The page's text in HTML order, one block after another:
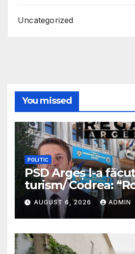
Uncategorized
You missed
POLITIC
PSD Argeș l-a
turism/ Codrea:
sunt niște cretini
fi plătit cu bani
Predescu avertiza
PSD va
într-o sinecură de
AUGUST 6, 2026 ADMIN